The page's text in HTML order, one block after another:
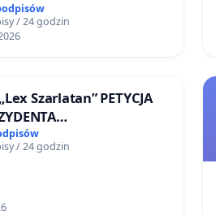
/ 24 godzin
Szarlatan” PETYCJA
POLSKIEJ
/ 24 godzin